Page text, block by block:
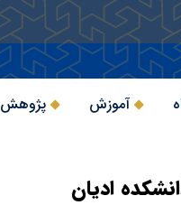
آموزش پژوهش
ادیان